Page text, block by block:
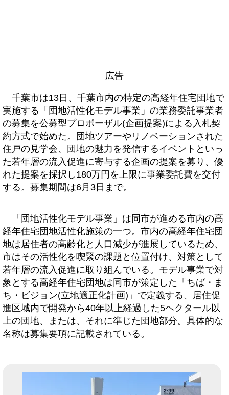
広告
千葉市は13日、千葉市内の特定の高経年住宅団地で
実施する「団地活性化モデル事業」の業務委託事業者
の募集を公募型プロポーザル(企画提案)による入札契
約方式で始めた。団地ツアーやリノベーションされた
住戸の見学会、団地の魅力を発信するイベントといっ
た若年層の流入促進に寄与する企画の提案を募り、優
れた提案を採択し180万円を上限に事業委託費を交付
する。募集期間は6月3日まで。
「団地活性化モデル事業」は同市が進める市内の高
経年住宅団地活性化施策の一つ。市内の高経年住宅団
地は居住者の高齢化と人口減少が進展しているため、
市はその活性化を喫緊の課題と位置付け、対策として
若年層の流入促進に取り組んでいる。モデル事業で対
象とする高経年住宅団地は同市が策定した「ちば・ま
ち・ビジョン(立地適正化計画)」で定義する、居住促
進区域内で開発から40年以上経過した5ヘクタール以
上の団地、または、それに準じた団地部分。具体的な
名称は募集要項に記載されている。